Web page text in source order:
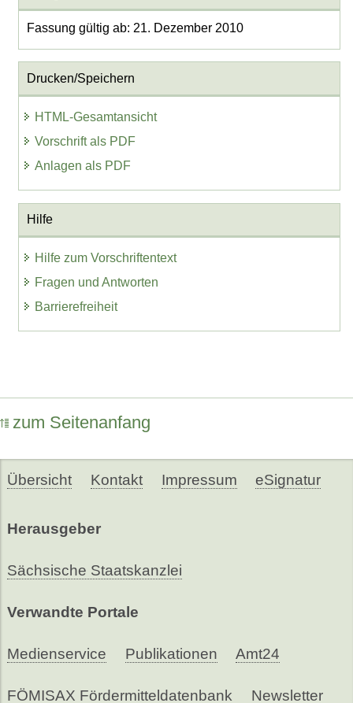
Fassung gültig ab: 21. Dezember 2010
Drucken/Speichern
HTML-Gesamtansicht
Vorschrift als PDF
Anlagen als PDF
Hilfe
Hilfe zum Vorschriftentext
Fragen und Antworten
Barrierefreiheit
zum Seitenanfang
Übersicht Kontakt Impressum eSignatur
Herausgeber
Sächsische Staatskanzlei
Verwandte Portale
Medienservice Publikationen Amt24
FÖMISAX Fördermitteldatenbank Newsletter